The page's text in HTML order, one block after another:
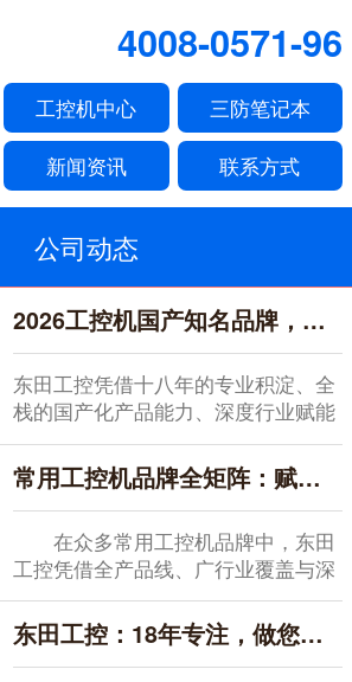
4008-0571-96
工控机中心 三防笔记本
新闻资讯 联系方式
公司动态
2026工控机国产知名品牌，全栈赋能，深度服务
东田工控凭借十八年的专业积淀、全
栈的国产化产品能力、深度行业赋能
的服务体系以及开...
常用工控机品牌全矩阵：赋能智能制造的硬核之选
在众多常用工控机品牌中，东田
工控凭借全产品线、广行业覆盖与深
度定制能力，成为...
东田工控：18年专注，做您信赖的工业电脑厂家